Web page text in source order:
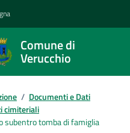
Comune di
Verucchio
evidenza
/ Documenti e Dati
cimiteriali
subentro tomba di famiglia